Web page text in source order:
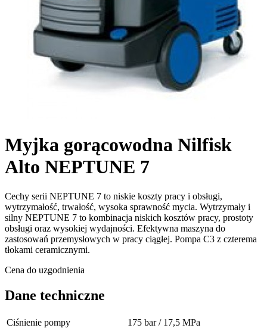
Myjka gorącowodna Nilfisk
Alto NEPTUNE 7
Cechy serii NEPTUNE 7 to niskie koszty pracy i obsługi,
wytrzymałość, trwałość, wysoka sprawność mycia. Wytrzymały i
silny NEPTUNE 7 to kombinacja niskich kosztów pracy, prostoty
obsługi oraz wysokiej wydajności. Efektywna maszyna do
zastosowań przemysłowych w pracy ciągłej. Pompa C3 z czterema
tłokami ceramicznymi.
Cena do uzgodnienia
Dane techniczne
Ciśnienie pompy
175 bar / 17,5 MPa